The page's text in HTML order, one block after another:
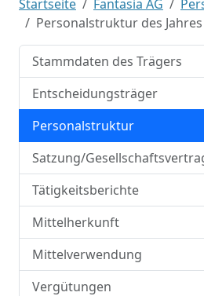
Startseite Fantasia AG
Personalstruktur des
Stammdaten des Trägers
Entscheidungsträger
Personalstruktur
Satzung/
Tätigkeitsberichte
Mittelherkunft
Mittelverwendung
Vergütungen